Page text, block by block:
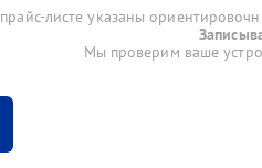
листе указаны
Мы проверим ваше